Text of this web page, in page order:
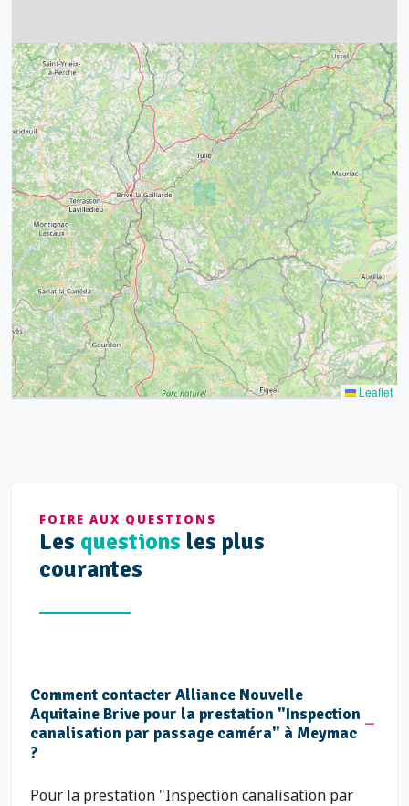
4
15
21
14
32
39
52 68
43
Leaflet
FOIRE AUX QUESTIONS
Les questions les plus
courantes
Comment contacter Alliance Nouvelle
Aquitaine Brive pour la prestation "Inspection
canalisation par passage caméra" à Meymac
?
Pour la prestation "Inspection canalisation par